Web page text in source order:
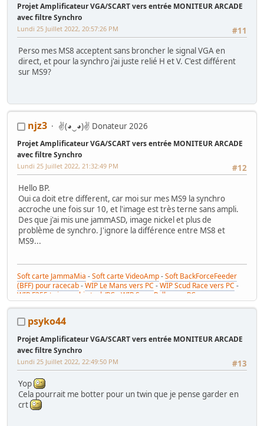
Projet Amplificateur VGA/SCART vers entrée MONITEUR ARCADE
avec filtre Synchro
#11
Lundi 25 Juillet 2022, 20:57:26 PM
Perso mes MS8 acceptent sans broncher le signal VGA en
direct, et pour la synchro j'ai juste relié H et V. C'est différent
sur MS9?
njz3 ✌(◕‿◕)✌ Donateur 2026
Projet Amplificateur VGA/SCART vers entrée MONITEUR ARCADE
avec filtre Synchro
#12
Lundi 25 Juillet 2022, 21:32:49 PM
Hello BP.
Oui ca doit etre different, car moi sur mes MS9 la synchro
accroche une fois sur 10, et l'image est très terne sans ampli.
Des que j'ai mis une jammASD, image nickel et plus de
problème de synchro. J'ignore la différence entre MS8 et
MS9...
Soft carte JammaMia -Soft carte VideoAmp-Soft BackForceFeeder
(BFF) pour racecab-WIP Le Mans vers PC -WIP Scud Race vers PC -
WIP F355 twin combi stack/PC
WIP Sega Rally vers PC
psyko44
Projet Amplificateur VGA/SCART vers entrée MONITEUR ARCADE
avec filtre Synchro
#13
Lundi 25 Juillet 2022, 22:49:50 PM
Yop
Cela pourrait me botter pour un twin que je pense garder en
crt